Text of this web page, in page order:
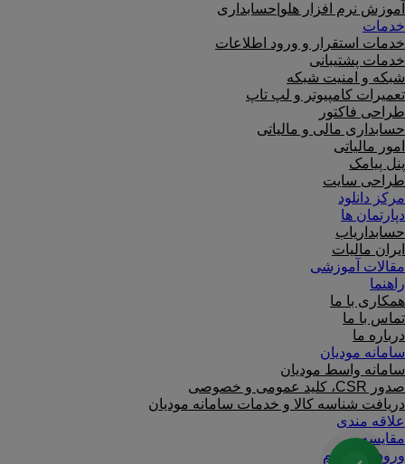
آموزش نرم افزار هلو|حسابداری
خدمات
خدمات استقرار و ورود اطلاعات
خدمات پشتیبانی
شبکه و امنیت شبکه
تعمیرات کامپیوتر و لپ تاپ
طراحی فاکتور
حسابداری مالی و مالیاتی
امور مالیاتی
پنل پیامک
طراحی سایت
مرکز دانلود
دپارتمان ها
حسابداریاب
ایران مالیات
مقالات آموزشی
راهنما
همکاری با ما
تماس با ما
درباره ما
سامانه مودیان
سامانه واسط مودیان
صدور CSR، کلید عمومی و خصوصی
دریافت شناسه کالا و خدمات سامانه مودیان
علاقه مندی
مقایسه
ورود / ثبت نام